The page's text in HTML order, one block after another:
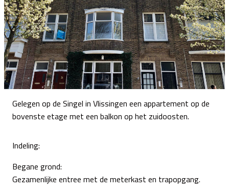
Gelegen op de Singel in Vlissingen een appartement op de
bovenste etage met een balkon op het zuidoosten.
Indeling:
Begane grond:
Gezamenlijke entree met de meterkast en trapopgang.